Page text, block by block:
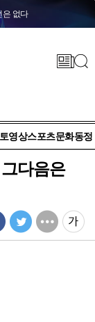
은 없다
영상스포츠문화동정
다음은